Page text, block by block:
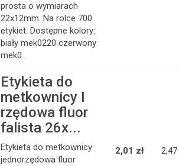
prosta o wymiarach
22x12mm. Na rolce 700
etykiet. Dostępne kolory:
biały mek0220 czerwony
mek0...
Etykieta do
metkownicy I
rzędowa fluor
falista 26x...
Etykieta do metkownicy
jednorzędowa fluor
2,01 zł 2,47